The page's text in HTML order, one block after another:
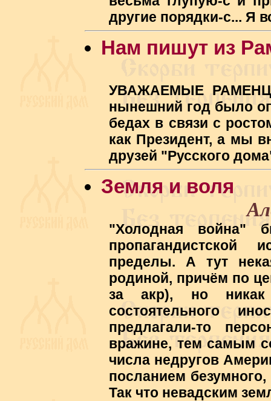
другие порядки-с... Я
Нам пишут из
УВАЖАЕМЫЕ
нынешний год было
бедах в связи с
как Президент, а мы
друзей "Русского
Земля и воля
"Холодная война"
пределы. А тут
родиной, причём по
за акр), но
состоятельного
предлагали-то
вражине, тем самым
числа недругов
посланием
Так что невадским